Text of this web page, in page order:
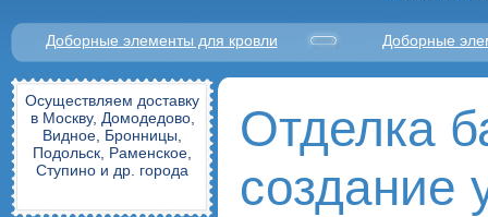
Доборные элементы для кровли Доборные
Осуществляем доставку
в Москву, Домодедово,
Видное, Бронницы,
Подольск, Раменское,
Ступино и др. города
Отделка
создание